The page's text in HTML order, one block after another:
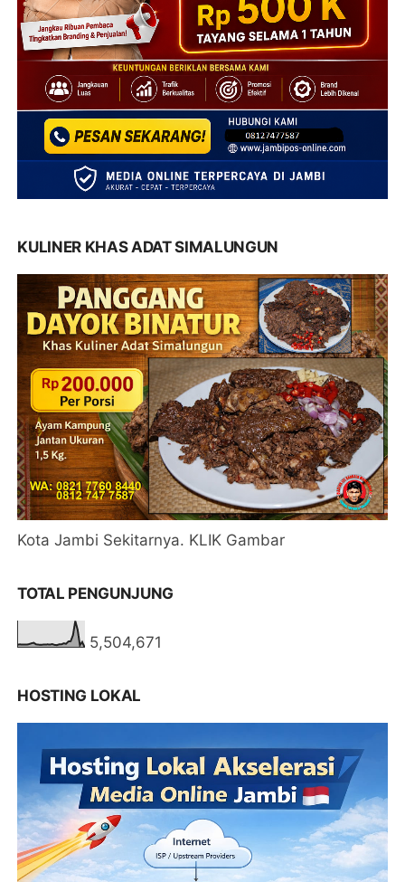
KULINER KHAS ADAT SIMALUNGUN
Kota Jambi Sekitarnya. KLIK Gambar
TOTAL PENGUNJUNG
5,504,671
HOSTING LOKAL